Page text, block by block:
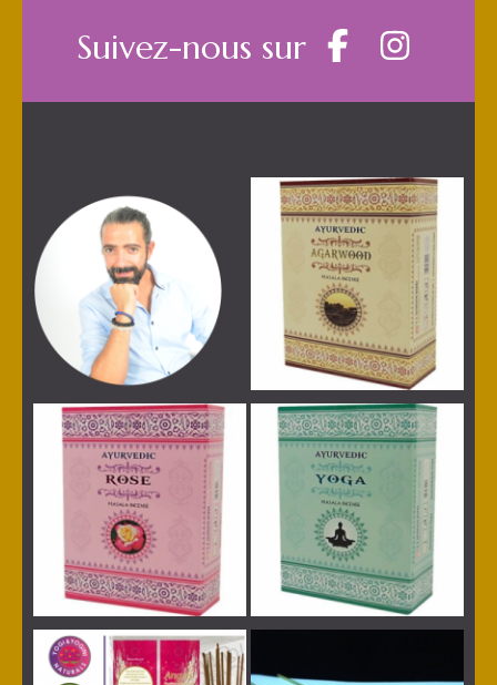
Suivez-nous sur